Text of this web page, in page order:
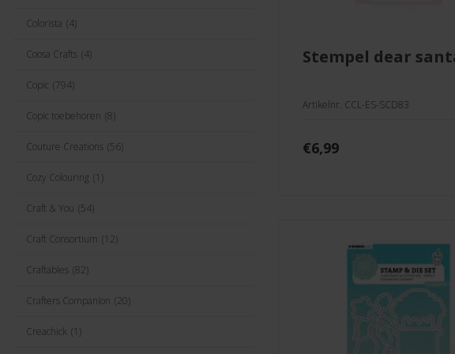
Colorista (4)
Coosa Crafts (4)
Copic (794)
Copic toebehoren (8)
Couture Creations (56)
Cozy Colouring (1)
Craft & You (54)
Craft Consortium (12)
Craftables (82)
Crafters Companion (20)
Creachick (1)
stempel dear
Artikelnr. CCL-ES-SCD83
€6,99